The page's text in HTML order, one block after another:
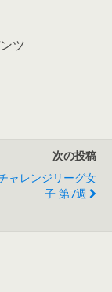
ツ
次の投稿
ャレンジリーグ女
子 第7週